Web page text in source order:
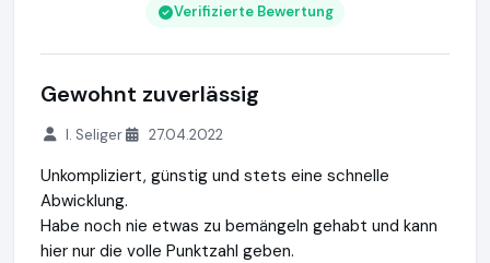
Verifizierte Bewertung
Gewohnt zuverlässig
I. Seliger 27.04.2022
Unkompliziert, günstig und stets eine schnelle
Abwicklung.
Habe noch nie etwas zu bemängeln gehabt und kann
hier nur die volle Punktzahl geben.